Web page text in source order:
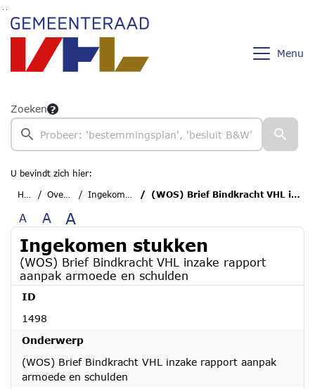
Ga naar de inhoud van deze pagina
Ga naar het zoeken
Ga naar het menu
Menu
Zoeken
U bevindt zich hier:
Home
Overzichten Ingekomen stukken (WOS) Brief Bindkracht VHL inzake rapport aanpak armoede en schulden
A A A
Ingekomen stukken
(WOS) Brief Bindkracht VHL inzake rapport
aanpak armoede en schulden
ID
1498
Onderwerp
(WOS) Brief Bindkracht VHL inzake rapport aanpak
armoede en schulden